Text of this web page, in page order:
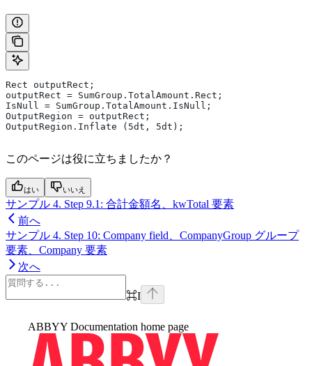
Rect outputRect;
outputRect = SumGroup.TotalAmount.Rect;
IsNull = SumGroup.TotalAmount.IsNull;
OutputRegion = outputRect;
OutputRegion.Inflate (5dt, 5dt);
このページは役に立ちましたか？
はい いいえ
サンプル 4. Step 9.1: 合計金額名、kwTotal 要素
前へ
サンプル 4. Step 10: Company field、CompanyGroup グループ
要素、Company 要素
次へ
⌘I
ABBYY Documentation home page